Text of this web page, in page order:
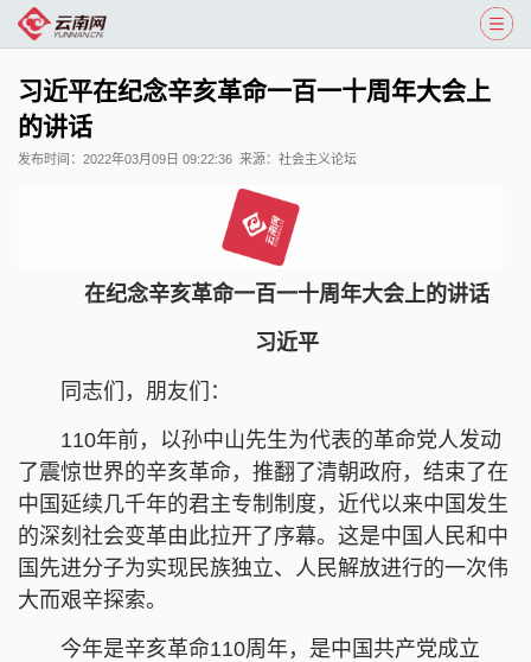
习近平在纪念辛亥革命一百一十周年大会上
的讲话
发布时间： 2022年03月09日 09:22:36 来源： 社会主义论坛
在纪念辛亥革命一百一十周年大会上的讲话
习近平
同志们，朋友们：
110年前，以孙中山先生为代表的革命党人发动
了震惊世界的辛亥革命，推翻了清朝政府，结束了在
中国延续几千年的君主专制制度，近代以来中国发生
的深刻社会变革由此拉开了序幕。这是中国人民和中
国先进分子为实现民族独立、人民解放进行的一次伟
大而艰辛探索。
今年是辛亥革命110周年，是中国共产党成立